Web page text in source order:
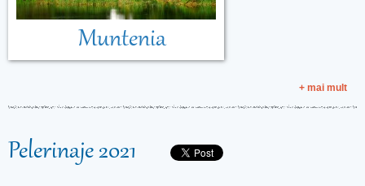
Muntenia
+ mai mult
Pelerinaje 2021